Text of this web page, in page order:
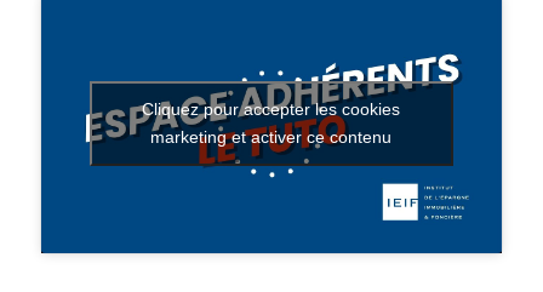
Cliquez pour accepter les cookies
marketing et activer ce contenu